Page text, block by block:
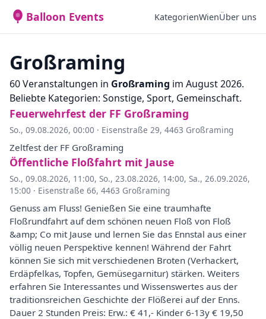
Balloon Events KategorienWienÜber uns
Großraming
60 Veranstaltungen in Großraming im August 2026.
Beliebte Kategorien: Sonstige, Sport, Gemeinschaft.
Feuerwehrfest der FF Großraming
So., 09.08.2026, 00:00 · Eisenstraße 29, 4463 Großraming
Zeltfest der FF Großraming
Öffentliche Floßfahrt mit Jause
So., 09.08.2026, 11:00, So., 23.08.2026, 14:00, Sa., 26.09.2026,
15:00 · Eisenstraße 66, 4463 Großraming
Genuss am Fluss! Genießen Sie eine traumhafte
Floßrundfahrt auf dem schönen neuen Floß von Floß
&amp; Co mit Jause und lernen Sie das Ennstal aus einer
völlig neuen Perspektive kennen! Während der Fahrt
können Sie sich mit verschiedenen Broten (Verhackert,
Erdäpfelkas, Topfen, Gemüsegarnitur) stärken. Weiters
erfahren Sie Interessantes und Wissenswertes aus der
traditionsreichen Geschichte der Flößerei auf der Enns.
Dauer 2 Stunden Preis: Erw.: € 41,- Kinder 6-13y € 19,50